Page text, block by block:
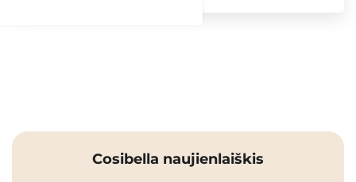
Cosibella naujienlaiškis